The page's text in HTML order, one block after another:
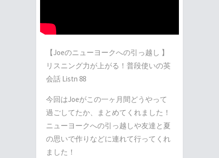
【Joeのニューヨークへの引っ越し 】
リスニング力が上がる！普段使いの英
会話 Listn 88
今回はJoeがこの一ヶ月間どうやって
過ごしてたか、まとめてくれました！
ニューヨークへの引っ越しや友達と夏
の思いで作りなどに連れて行ってくれ
ました！